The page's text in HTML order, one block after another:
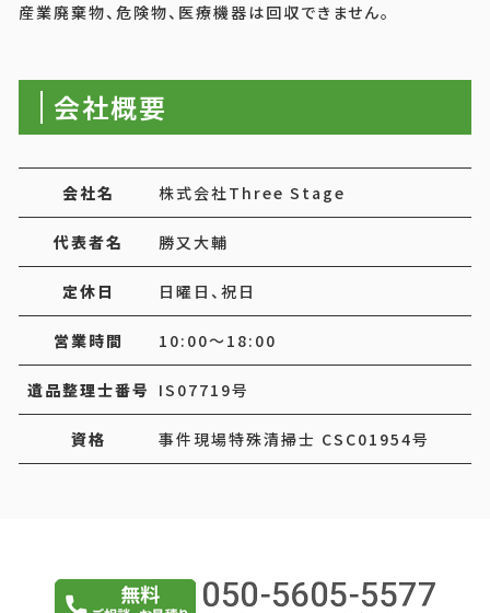
産業廃棄物、危険物、医療機器は回収できません。
会社概要
会社名 株式会社Three Stage
代表者名 勝又大輔
定休日 日曜日、祝日
営業時間 10:00～18:00
遺品整理士番号 IS07719号
資格 事件現場特殊清掃士 CSC01954号